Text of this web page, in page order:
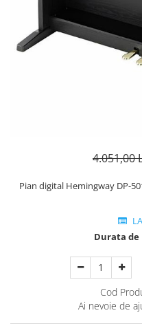
Alte accesorii
Case Saxofon
Doze
Ancii clarinet
Mustiuc clarinet
Stativ clarinet
Set Flaut
Mandolina Electro-Acustica
Sisteme wireless intrumente
coarde
Curele
Husa
Mixer Analog
Mixere amplificate
Set mixer amplificat
4.051,00
Pian digital Hemingway DP-
Durata
Cod
Ai nevoie de